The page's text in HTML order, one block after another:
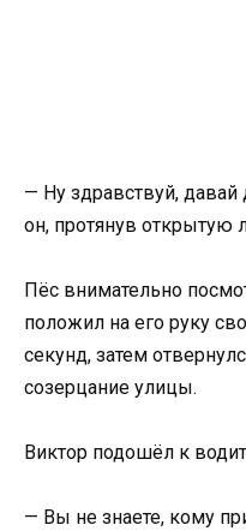
— Ну здравствуй,
он, протянув открытую
Пёс внимательно
положил на его руку
секунд, затем
созерцание улицы.
Виктор подошёл к
— Вы не знаете, кому